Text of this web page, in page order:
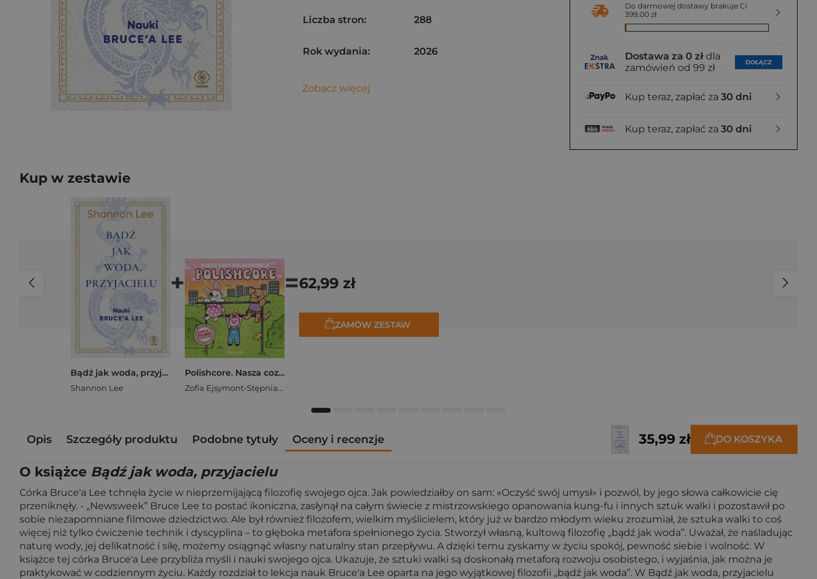
Do darmowej dostawy brakuje Ci
399,00 zł
Dostawa za 0 zł dla
zamówień od 99 zł
DOŁĄCZ
Kup teraz, zapłać za 30 dni
Kup teraz, zapłać za 30 dni
Liczba stron: 288
Rok wydania: 2026
Zobacz więcej
Kup w zestawie
Bądź jak woda, przyjacielu
Shannon Lee
+
Polishcore. Nasza cozy kolorowanka
Zofia Ejsymont-Stępniak „Timka.ink”
=62,99 zł
ZAMÓW ZESTAW
Opis Szczegóły produktu Podobne tytuły Oceny i recenzje 35,99 zł DO KOSZYKA
O książce Bądź jak woda, przyjacielu
Córka Bruce'a Lee tchnęła życie w nieprzemijającą filozofię swojego ojca. Jak powiedziałby on sam: «Oczyść swój umysł» i pozwól, by jego słowa całkowicie cię
przeniknęły. - „Newsweek” Bruce Lee to postać ikoniczna, zasłynął na całym świecie z mistrzowskiego opanowania kung-fu i innych sztuk walki i pozostawił po
sobie niezapomniane filmowe dziedzictwo. Ale był również filozofem, wielkim myślicielem, który już w bardzo młodym wieku zrozumiał, że sztuka walki to coś
więcej niż tylko ćwiczenie technik i dyscyplina – to głęboka metafora spełnionego życia. Stworzył własną, kultową filozofię „bądź jak woda”. Uważał, że naśladując
naturę wody, jej delikatność i siłę, możemy osiągnąć własny naturalny stan przepływu. A dzięki temu zyskamy w życiu spokój, pewność siebie i wolność. W
książce tej córka Bruce'a Lee przybliża myśli i nauki swojego ojca. Ukazuje, że sztuki walki są doskonałą metaforą rozwoju osobistego, i wyjaśnia, jak można je
praktykować w codziennym życiu. Każdy rozdział to lekcja nauk Bruce'a Lee oparta na jego wyjątkowej filozofii „bądź jak woda”. W Bądź jak woda, przyjacielu